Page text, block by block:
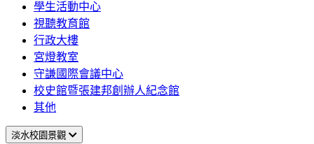
學生活動中心
視聽教育館
行政大樓
宮燈教室
守謙國際會議中心
校史館暨張建邦創辦人紀念館
其他
淡水校園景觀